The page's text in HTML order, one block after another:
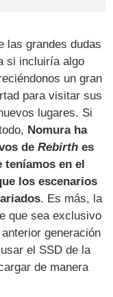
las grandes dudas
si incluiría algo
un gran
para visitar sus
lugares. Si
Nomura ha
deRebirth es
teníamos en el
los escenarios
. Es más, la
que sea exclusivo
generación
el SSD de la
de manera